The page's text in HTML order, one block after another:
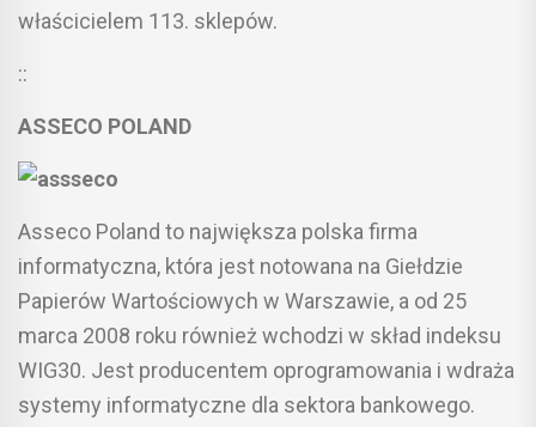
właścicielem 113. sklepów.
::
ASSECO POLAND
Asseco Poland to największa polska firma
informatyczna, która jest notowana na Giełdzie
Papierów Wartościowych w Warszawie, a od 25
marca 2008 roku również wchodzi w skład indeksu
WIG30. Jest producentem oprogramowania i wdraża
systemy informatyczne dla sektora bankowego.